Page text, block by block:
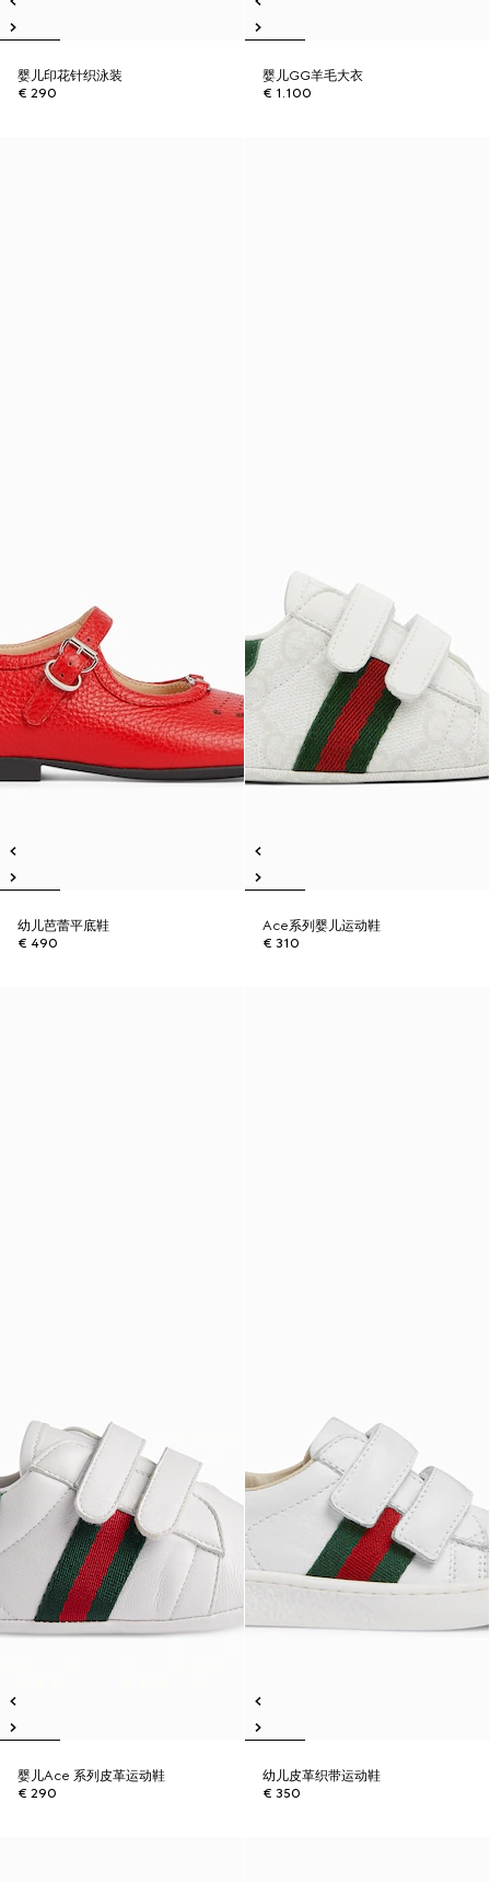
婴儿印花针织泳装
€ 290
婴儿GG羊毛大衣
€ 1.100
幼儿芭蕾平底鞋
€ 490
Ace系列婴儿运动鞋
€ 310
婴儿Ace 系列皮革运动鞋
€ 290
幼儿皮革织带运动鞋
€ 350